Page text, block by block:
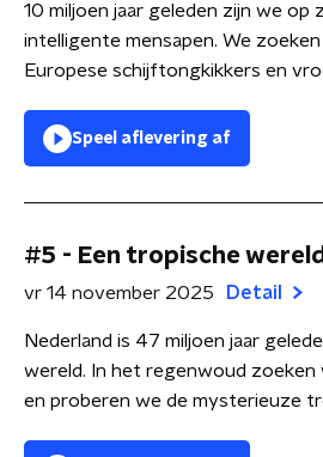
10 miljoen jaar geleden zijn we op
intelligente mensapen. We
Europese schijftongkikkers en
Speel aflevering af
#5 - Een tropische
vr 14 november 2025 Detail
Nederland is 47 miljoen jaar
wereld. In het regenwoud zoeken
en proberen we de mysterieuze